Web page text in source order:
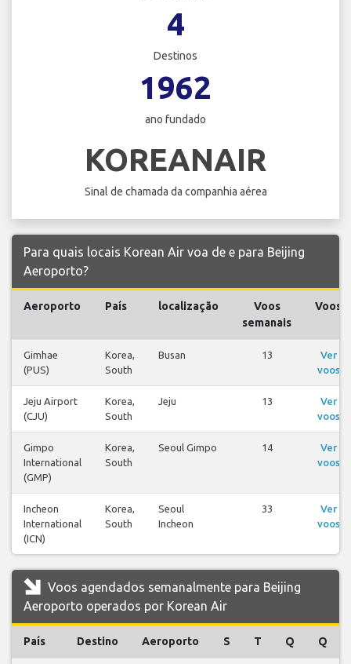
4
Destinos
1962
ano fundado
KOREANAIR
Sinal de chamada da companhia aérea
Para quais locais Korean Air voa de e para Beijing
Aeroporto?
Aeroporto País localização
Voos
semanais
Voos
Gimhae
(PUS)
Korea,
South
Busan 13
Ver
voos
Jeju Airport
(CJU)
Korea,
South
Jeju 13
Ver
voos
Gimpo
International
(GMP)
Korea,
South
Seoul Gimpo 14
Ver
voos
Incheon
International
(ICN)
Korea,
South
Seoul
Incheon
33
Ver
voos
Voos agendados semanalmente para Beijing
Aeroporto operados por Korean Air
País Destino Aeroporto S T Q Q